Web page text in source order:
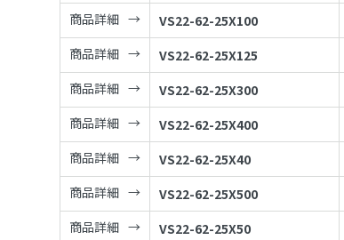
商品詳細 VS22-62-25X100
商品詳細
VS22-62-25X125
商品詳細
VS22-62-25X300
商品詳細
VS22-62-25X400
商品詳細
VS22-62-25X40
商品詳細
VS22-62-25X500
商品詳細
VS22-62-25X50